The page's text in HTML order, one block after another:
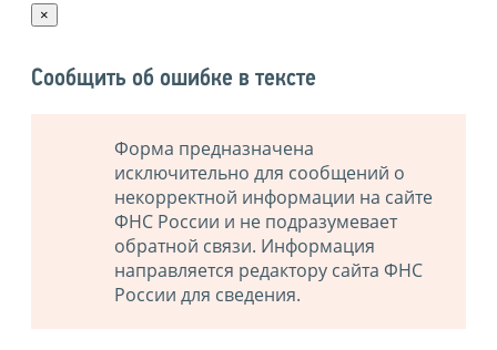
×
Сообщить об ошибке в тексте
Форма предназначена
исключительно для сообщений о
некорректной информации на сайте
ФНС России и не подразумевает
обратной связи. Информация
направляется редактору сайта ФНС
России для сведения.